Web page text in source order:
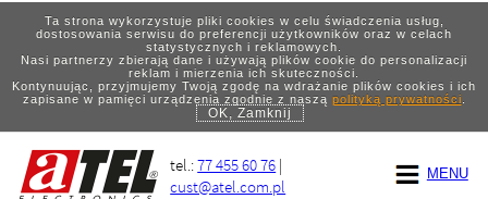
Ta strona wykorzystuje pliki cookies w celu świadczenia usług,
dostosowania serwisu do preferencji użytkowników oraz w celach
statystycznych i reklamowych.
Nasi partnerzy zbierają dane i używają plików cookie do personalizacji
reklam i mierzenia ich skuteczności.
Kontynuując, przyjmujemy Twoją zgodę na wdrażanie plików cookies i ich
zapisane w pamięci urządzenia zgodnie z naszą polityką prywatności.
OK, Zamknij
MENU
tel.:77 455 60 76 |
cust@atel.com.pl